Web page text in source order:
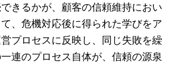
きるかが、顧客の信頼維持におい
、危機対応後に得られた学びをア
プロセスに反映し、同じ失敗を繰
連のプロセス自体が、信頼の源泉